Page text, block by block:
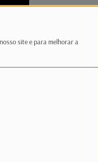
site e para melhorar a